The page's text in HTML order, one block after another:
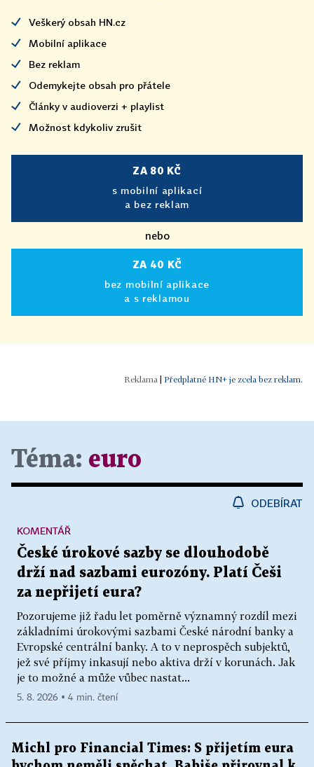
Veškerý obsah HN.cz
Mobilní aplikace
Bez reklam
Odemykejte obsah pro přátele
Články v audioverzi + playlist
Možnost kdykoliv zrušit
ZA 80 KČ
s mobilní aplikací
a bez reklam
nebo
ZA 40 KČ
bez mobilní aplikace
a s reklamou
Předplatné HN+ je zcela bez reklam.
Téma: euro
ODEBÍRAT
České úrokové sazby se dlouhodobě
drží nad sazbami eurozóny. Platí Češi
za nepřijetí eura?
Pozorujeme již řadu let poměrně významný rozdíl mezi
základními úrokovými sazbami České národní banky a
Evropské centrální banky. A to v neprospěch subjektů,
jež své příjmy inkasují nebo aktiva drží v korunách. Jak
je to možné a může vůbec nastat...
KOMENTÁŘ
5. 8. 2026 ▪ 4 min. čtení
Michl pro Financial Times: S přijetím eura